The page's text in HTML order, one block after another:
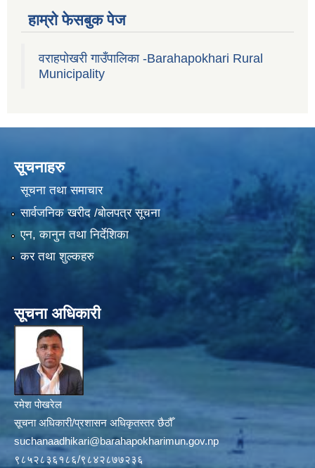
हाम्रो फेसबुक पेज
वराहपोखरी गाउँपालिका -Barahapokhari Rural
Municipality
सूचनाहरु
सूचना तथा समाचार
सार्वजनिक खरीद /बोलपत्र सूचना
एन, कानुन तथा निर्देशिका
कर तथा शुल्कहरु
सूचना अधिकारी
रमेश पोखरेल
सूचना अधिकारी/प्रशासन अधिकृतस्तर छैठौँ
suchanaadhikari@barahapokharimun.gov.np
९८५२८३६१८६/९८४२८७७२३६